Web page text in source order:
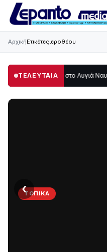
ΑρχικήΕτικέτεςιεροθέου
ΤΕΛΕΥΤΑΙΑ
μέρος στο Λυγιά Ναυπάκτου12:08
ΤΟΠΙΚΆ
‹